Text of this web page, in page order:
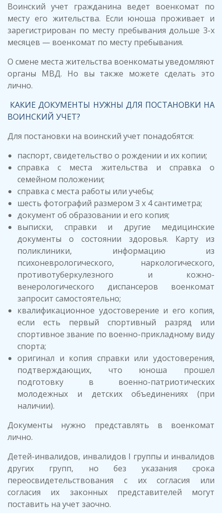
Воинский учет гражданина ведет военкомат по
месту его жительства. Если юноша проживает и
зарегистрирован по месту пребывания дольше 3-х
месяцев — военкомат по месту пребывания.
О смене места жительства военкоматы уведомляют
органы МВД. Но вы также можете сделать это
лично.
КАКИЕ ДОКУМЕНТЫ НУЖНЫ ДЛЯ ПОСТАНОВКИ НА
ВОИНСКИЙ УЧЕТ?
Для постановки на воинский учет понадобятся:
паспорт, свидетельство о рождении и их копии;
справка с места жительства и справка о
семейном положении;
справка с места работы или учебы;
шесть фотографий размером 3 x 4 сантиметра;
документ об образовании и его копия;
выписки, справки и другие медицинские
документы о состоянии здоровья. Карту из
поликлиники, информацию из
психоневрологического, наркологического,
противотуберкулезного и кожно-
венерологического диспансеров военкомат
запросит самостоятельно;
квалификационное удостоверение и его копия,
если есть первый спортивный разряд или
спортивное звание по военно-прикладному виду
спорта;
оригинал и копия справки или удостоверения,
подтверждающих, что юноша прошел
подготовку в военно-патриотических
молодежных и детских объединениях (при
наличии).
Документы нужно представлять в военкомат
лично.
Детей-инвалидов, инвалидов I группы и инвалидов
других групп, но без указания срока
переосвидетельствования с их согласия или
согласия их законных представителей могут
поставить на учет заочно.